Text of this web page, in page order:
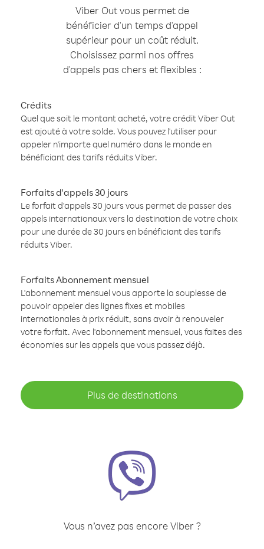
Viber Out vous permet de
bénéficier d'un temps d'appel
supérieur pour un coût réduit.
Choisissez parmi nos offres
d'appels pas chers et flexibles :
Crédits
Quel que soit le montant acheté, votre crédit Viber Out
est ajouté à votre solde. Vous pouvez l'utiliser pour
appeler n'importe quel numéro dans le monde en
bénéficiant des tarifs réduits Viber.
Forfaits d'appels 30 jours
Le forfait d'appels 30 jours vous permet de passer des
appels internationaux vers la destination de votre choix
pour une durée de 30 jours en bénéficiant des tarifs
réduits Viber.
Forfaits Abonnement mensuel
L'abonnement mensuel vous apporte la souplesse de
pouvoir appeler des lignes fixes et mobiles
internationales à prix réduit, sans avoir à renouveler
votre forfait. Avec l'abonnement mensuel, vous faites des
économies sur les appels que vous passez déjà.
Plus de destinations
Vous n’avez pas encore Viber ?